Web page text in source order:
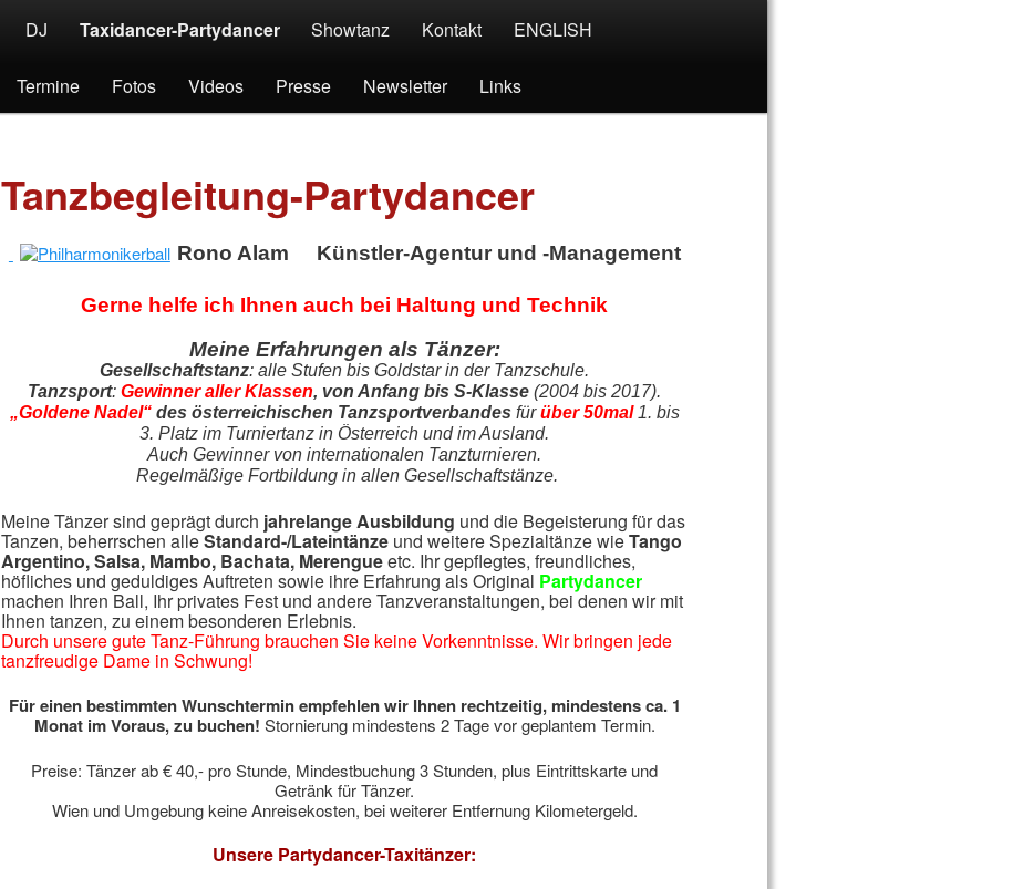
Skip to primary content
Skip to secondary content
DJ Taxidancer-Partydancer Showtanz Kontakt ENGLISH
Termine Fotos Videos Presse Newsletter Links
Tanzbegleitung-Partydancer
Rono Alam Künstler-Agentur und -Management
Gerne helfe ich Ihnen auch bei Haltung und Technik
Meine Erfahrungen als Tänzer:
Gesellschaftstanz: alle Stufen bis Goldstar in der Tanzschule.
Tanzsport:Gewinner aller Klassen, von Anfang bis S-Klasse(2004 bis 2017).
„Goldene Nadel“ des österreichischen Tanzsportverbandes fürüber50mal1. bis
3. Platz im Turniertanz in Österreich und im Ausland.
Auch Gewinner von internationalen Tanzturnieren.
Regelmäßige Fortbildung in allen Gesellschaftstänze.
Meine Tänzer sind geprägt durch jahrelange Ausbildung und die Begeisterung für das
Tanzen, beherrschen alleStandard-/Lateintänze und weitere Spezialtänze wieTango
Argentino, Salsa, Mambo, Bachata, Merengueetc. Ihr gepflegtes, freundliches,
höfliches und geduldiges Auftreten sowie ihre Erfahrung als Original Partydancer
machen Ihren Ball, Ihr privates Fest und andere Tanzveranstaltungen, bei denen wir mit
Ihnen tanzen, zu einem besonderen Erlebnis.
Durch unsere gute Tanz-Führung brauchen Sie keine Vorkenntnisse. Wir bringen jede
tanzfreudige Dame in Schwung!
Für einen bestimmten Wunschtermin empfehlen wir Ihnen rechtzeitig, mindestens ca. 1
Monat im Voraus, zu buchen! Stornierung mindestens 2 Tage vor geplantem Termin.
Preise: Tänzer ab € 40,- pro Stunde, Mindestbuchung 3 Stunden, plus Eintrittskarte und
Getränk für Tänzer.
Wien und Umgebung keine Anreisekosten, bei weiterer Entfernung Kilometergeld.
Unsere Partydancer-Taxitänzer: